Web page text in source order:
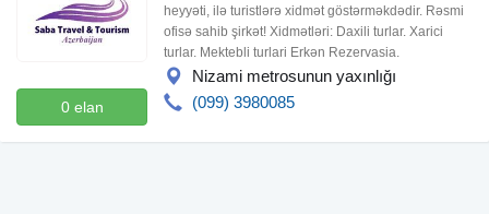
0 elan
heyyəti, ilə turistlərə xidmət göstərməkdədir. Rəsmi
ofisə sahib şirkət! Xidmətləri: Daxili turlar. Xarici
turlar. Mektebli turlari Erkən Rezervasia.
Nizami metrosunun yaxınlığı
(099) 3980085